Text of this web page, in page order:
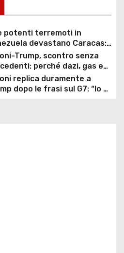
potenti terremoti in
devastano Caracas:
crollati, decine di vittime,
di feriti e soccorsi
in corso
Trump, scontro senza
perché dazi, gas e
diplomatici possono
caro all’Italia
replica duramente a
dopo le frasi sul G7: “Io e